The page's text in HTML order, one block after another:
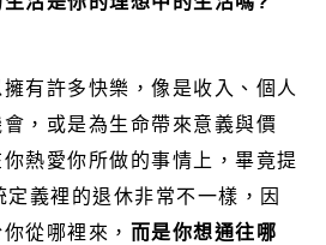
有許多快樂，像是收入、個人
，或是為生命帶來意義與價
熱愛你所做的事情上，畢竟提
義裡的退休非常不一樣，因
從哪裡來， 而是你想通往哪